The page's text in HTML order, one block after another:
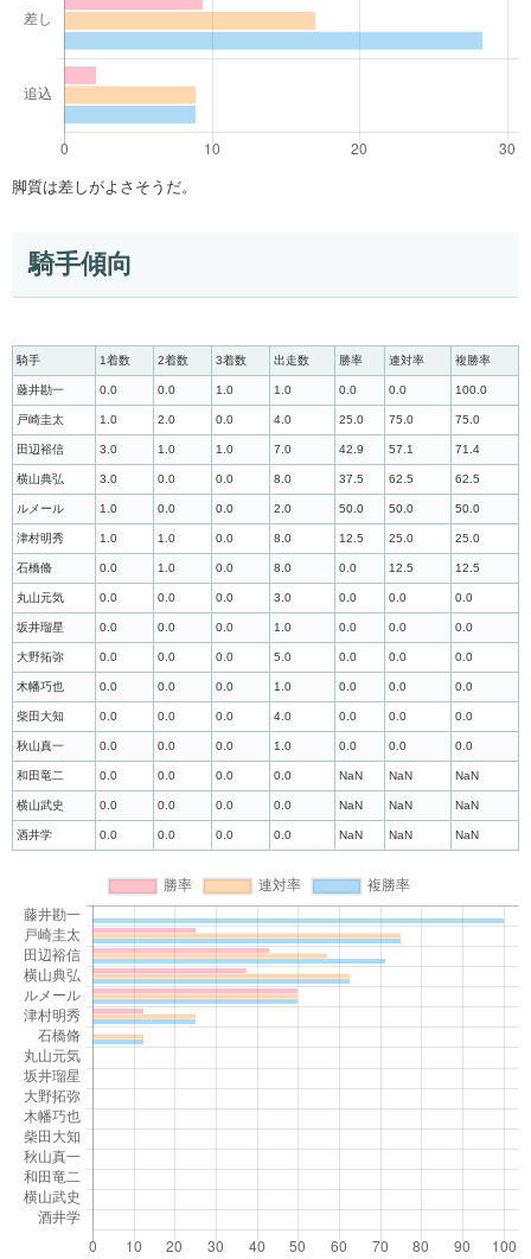
脚質は差しがよさそうだ。
騎手傾向
騎手 1着数 2着数 3着数 出走数 勝率 連対率 複勝率
藤井勘一 0.0 0.0 1.0 1.0 0.0 0.0 100.0
戸崎圭太 1.0 2.0 0.0 4.0 25.0 75.0 75.0
田辺裕信 3.0 1.0 1.0 7.0 42.9 57.1 71.4
横山典弘 3.0 0.0 0.0 8.0 37.5 62.5 62.5
ルメール 1.0 0.0 0.0 2.0 50.0 50.0 50.0
津村明秀 1.0 1.0 0.0 8.0 12.5 25.0 25.0
石橋脩 0.0 1.0 0.0 8.0 0.0 12.5 12.5
丸山元気 0.0 0.0 0.0 3.0 0.0 0.0 0.0
坂井瑠星 0.0 0.0 0.0 1.0 0.0 0.0 0.0
大野拓弥 0.0 0.0 0.0 5.0 0.0 0.0 0.0
木幡巧也 0.0 0.0 0.0 1.0 0.0 0.0 0.0
柴田大知 0.0 0.0 0.0 4.0 0.0 0.0 0.0
秋山真一 0.0 0.0 0.0 1.0 0.0 0.0 0.0
和田竜二 0.0 0.0 0.0 0.0 NaN NaN NaN
横山武史 0.0 0.0 0.0 0.0 NaN NaN NaN
酒井学 0.0 0.0 0.0 0.0 NaN NaN NaN